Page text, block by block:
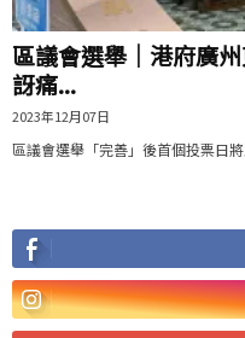
區議會選舉｜港府廣
訝痛...
2023年12月07日
區議會選舉「完善」後首個投票日